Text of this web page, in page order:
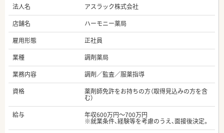
法人名
アスラック株式会社
店舗名
ハーモニー薬局
雇用形態
正社員
業種
調剤薬局
業務内容
調剤／監査／服薬指導
資格
薬剤師免許をお持ちの方（取得見込みの方を含
む）
給与
年収600万円～700万円
※就業条件、経験等を考慮のうえ、面接後決定。